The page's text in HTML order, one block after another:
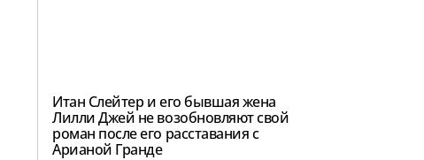
Итан Слейтер и его бывшая жена
Лилли Джей не возобновляют свой
роман после его расставания с
Арианой Гранде